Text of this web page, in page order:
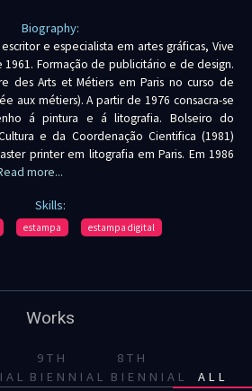
Biography:
e especialista em artes gráficas, Vive
1961. Formação de publicitário e de design.
des Arts et Métiers em Paris no curso de
aux métiers). A partir de 1976 consacra-se
á pintura e á litografia. Bolseiro do
e da Coordenação Cientifica (1981)
printer em litografia em Paris. Em 1986
more...
Skills:
estampa estampa digital
Works
9TH
BIENNIAL
8TH
BIENNIAL
ALL